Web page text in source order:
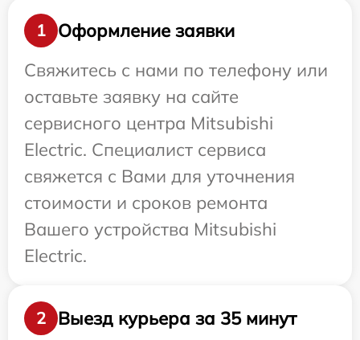
1
Оформление заявки
Свяжитесь с нами по телефону или
оставьте заявку на сайте
сервисного центра Mitsubishi
Electric. Специалист сервиса
свяжется с Вами для уточнения
стоимости и сроков ремонта
Вашего устройства Mitsubishi
Electric.
2 Выезд курьера за 35 минут